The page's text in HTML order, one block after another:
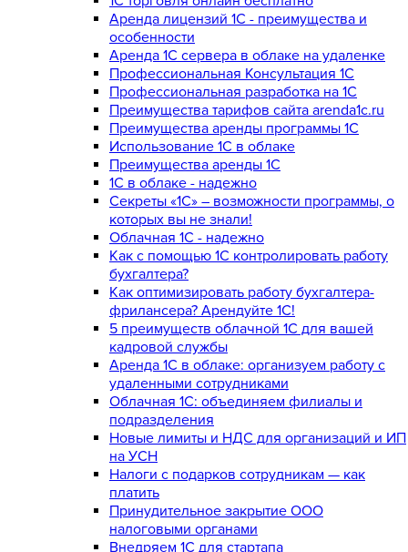
Аренда лицензий 1С - преимущества и
особенности
Аренда 1С сервера в облаке на удаленке
Профессиональная Консультация 1С
Профессиональная разработка на 1С
Преимущества тарифов сайта arenda1c.ru
Преимущества аренды программы 1С
Использование 1С в облаке
Преимущества аренды 1С
1С в облаке - надежно
Секреты «1С» – возможности программы, о
которых вы не знали!
Облачная 1С - надежно
Как с помощью 1С контролировать работу
бухгалтера?
Как оптимизировать работу бухгалтера-
фрилансера? Арендуйте 1С!
5 преимуществ облачной 1С для вашей
кадровой службы
Аренда 1С в облаке: организуем работу с
удаленными сотрудниками
Облачная 1С: объединяем филиалы и
подразделения
Новые лимиты и НДС для организаций и ИП
на УСН
Налоги с подарков сотрудникам — как
платить
Принудительное закрытие ООО
налоговыми органами
Внедряем 1С для стартапа